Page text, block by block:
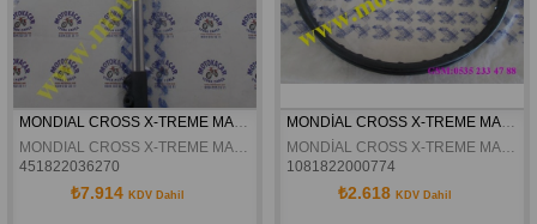
MONDIAL CROSS X-TREME MAX ÖN AMORTISÖR SAG ORJINAL
MONDIAL CROSS X-TREME MAX ÖN AMORTISÖR SAG ORJINAL
451822036270
₺7.914 KDV Dahil
MONDİAL CROSS X-TREME MAX ÖN JANT SİYAH ORJİNAL
MONDİAL CROSS X-TREME MAX ÖN JANT SİYAH ORJİNAL
1081822000774
₺2.618 KDV Dahil